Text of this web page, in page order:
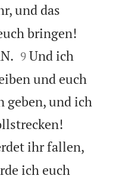
und das
bringen!


9 Und ich
und euch
geben, und ich
ihr fallen,
ich euch